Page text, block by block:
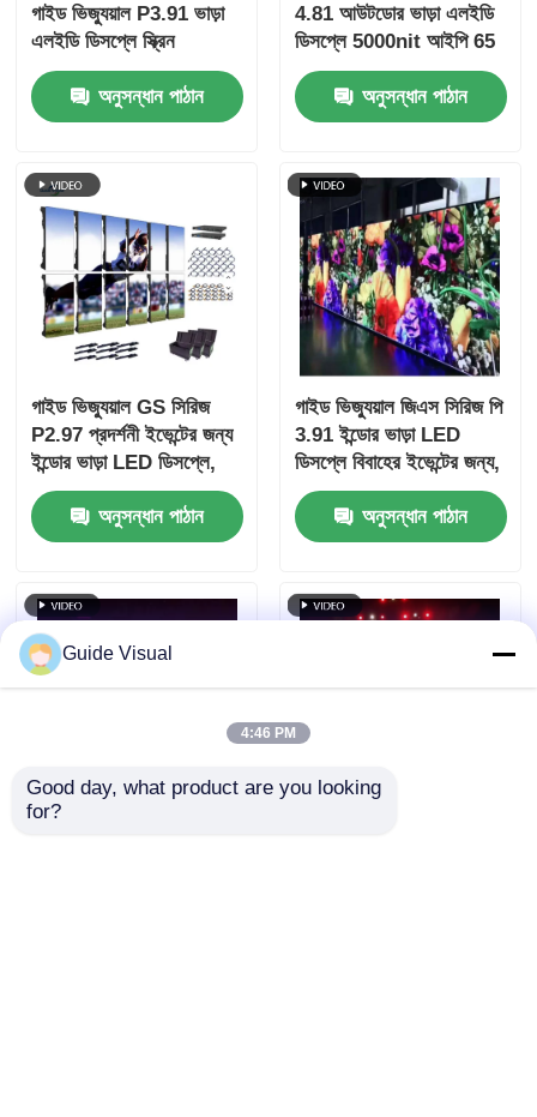
গাইড ভিজ্যুয়াল P3.91 ভাড়া
এলইডি ডিসপ্লে স্ক্রিন
আউটডোর ইনডোরে উচ্চ
রিফ্রেশ রেট ব্যবহার করুন
অনুসন্ধান পাঠান
4.81 আউটডোর ভাড়া এলইডি
ডিসপ্লে 5000nit আইপি 65
স্টেডিয়াম বিল্ডবোর্ডের জন্য,
7680Hz ডাবল ব্যাকআপ
অনুসন্ধান পাঠান
গাইড ভিজ্যুয়াল GS সিরিজ
P2.97 প্রদর্শনী ইভেন্টের জন্য
ইন্ডোর ভাড়া LED ডিসপ্লে,
7680Hz নো ব্ল্যাক স্ক্রীন CE
অনুসন্ধান পাঠান
গাইড ভিজ্যুয়াল জিএস সিরিজ পি
3.91 ইন্ডোর ভাড়া LED
ডিসপ্লে বিবাহের ইভেন্টের জন্য,
7680Hz ডুয়াল ব্যাকআপ সিই
অনুসন্ধান পাঠান
Guide Visual
4:46 PM
Good day, what product are you looking
for?